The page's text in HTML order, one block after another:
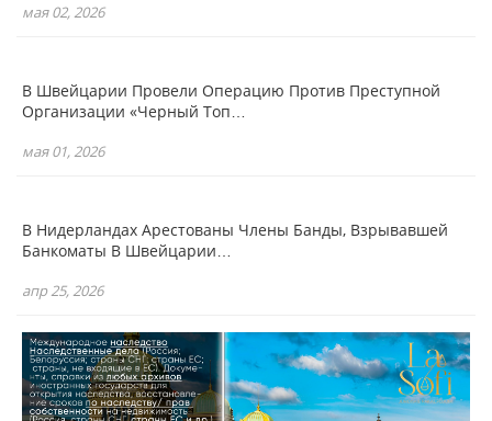
мая 02, 2026
В Швейцарии Провели Операцию Против Преступной
Организации «Черный Топ…
мая 01, 2026
В Нидерландах Арестованы Члены Банды, Взрывавшей
Банкоматы В Швейцарии…
апр 25, 2026